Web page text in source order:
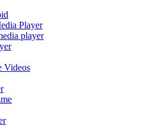
Player
player
Videos